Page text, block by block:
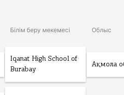
Білім беру мекемесі Облыс
Iqanat High School of
Burabay
Ақмола